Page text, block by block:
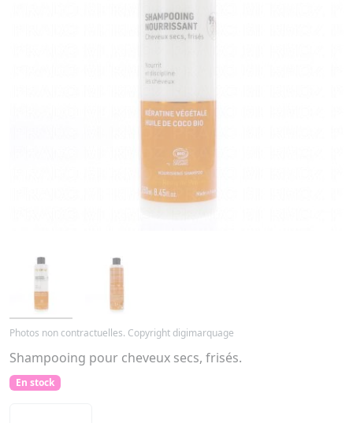
Photos non contractuelles. Copyright digimarquage
Shampooing pour cheveux secs, frisés.
En stock